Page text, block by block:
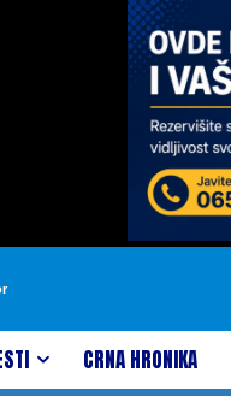
CRNA HRONIKA